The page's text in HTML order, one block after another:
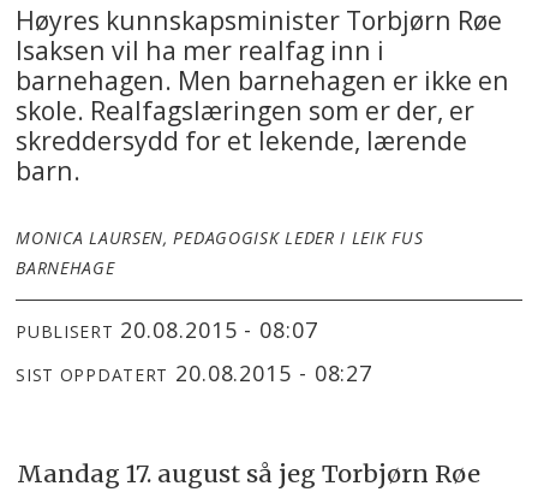
Høyres kunnskapsminister Torbjørn Røe
Isaksen vil ha mer realfag inn i
barnehagen. Men barnehagen er ikke en
skole. Realfagslæringen som er der, er
skreddersydd for et lekende, lærende
barn.
MONICA LAURSEN, PEDAGOGISK LEDER I LEIK FUS
BARNEHAGE
PUBLISERT 20.08.2015 - 08:07
SIST OPPDATERT 20.08.2015 - 08:27
Mandag 17. august så jeg Torbjørn Røe